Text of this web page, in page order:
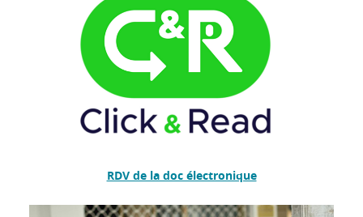
RDV de la doc électronique